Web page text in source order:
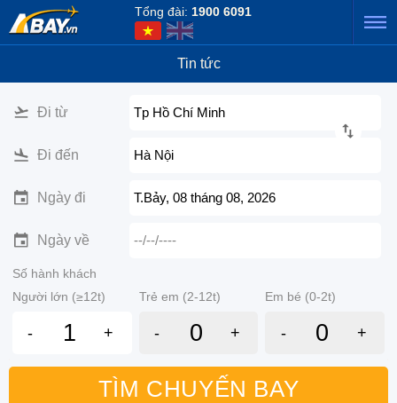
Tổng đài: 1900 6091
Tin tức
Đi từ Tp Hồ Chí Minh
Đi đến Hà Nội
Ngày đi T.Bảy, 08 tháng 08, 2026
Ngày về --/--/----
Số hành khách
Người lớn (≥12t)
Trẻ em (2-12t) Em bé (0-2t)
- + - + - +
TÌM CHUYẾN BAY